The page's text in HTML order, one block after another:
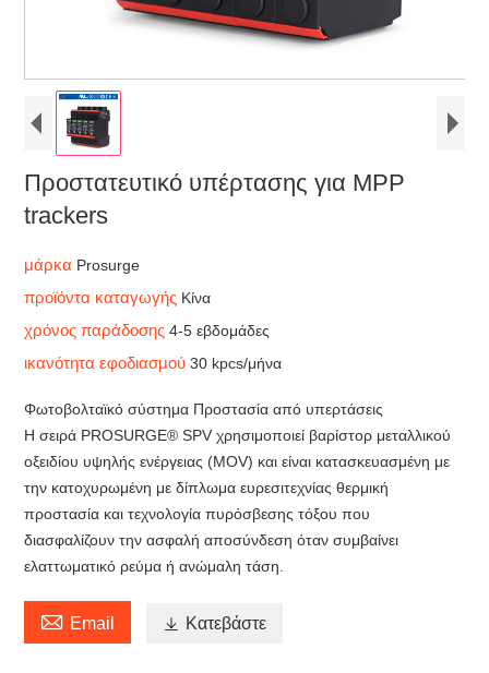
Προστατευτικό υπέρτασης για MPP
trackers
μάρκα Prosurge
προϊόντα καταγωγής Κίνα
χρόνος παράδοσης4-5 εβδομάδες
ικανότητα εφοδιασμού30 kpcs/μήνα
Φωτοβολταϊκό σύστημα Προστασία από υπερτάσεις
Η σειρά PROSURGE® SPV χρησιμοποιεί βαρίστορ μεταλλικού
οξειδίου υψηλής ενέργειας (MOV) και είναι κατασκευασμένη με
την κατοχυρωμένη με δίπλωμα ευρεσιτεχνίας θερμική
προστασία και τεχνολογία πυρόσβεσης τόξου που
διασφαλίζουν την ασφαλή αποσύνδεση όταν συμβαίνει
ελαττωματικό ρεύμα ή ανώμαλη τάση.
 Email  Κατεβάστε